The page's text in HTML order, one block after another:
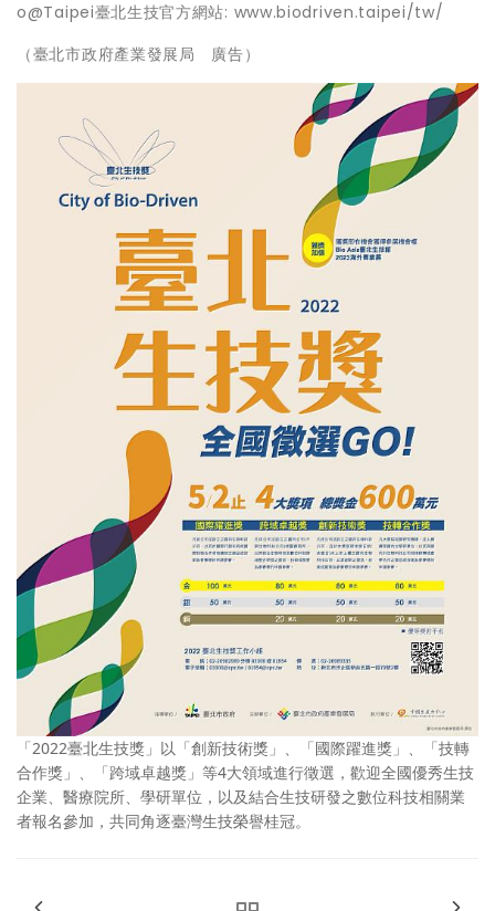
o@Taipei臺北生技官方網站: www.biodriven.taipei/tw/
（臺北市政府產業發展局 廣告）
「2022臺北生技獎」以「創新技術獎」、「國際躍進獎」、「技轉
合作獎」、「跨域卓越獎」等4大領域進行徵選，歡迎全國優秀生技
企業、醫療院所、學研單位，以及結合生技研發之數位科技相關業
者報名參加，共同角逐臺灣生技榮譽桂冠。